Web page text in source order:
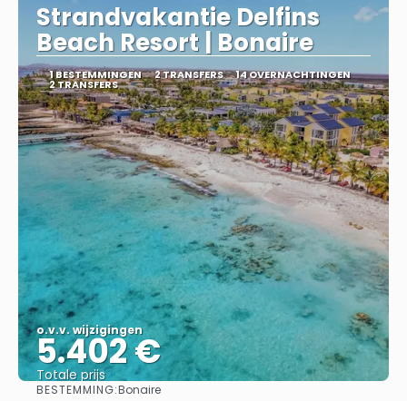
Strandvakantie Delfins
Beach Resort | Bonaire
1 BESTEMMINGEN 2 TRANSFERS 14 OVERNACHTINGEN
2 TRANSFERS
o.v.v. wijzigingen
5.402 €
Totale prijs
BESTEMMING:Bonaire